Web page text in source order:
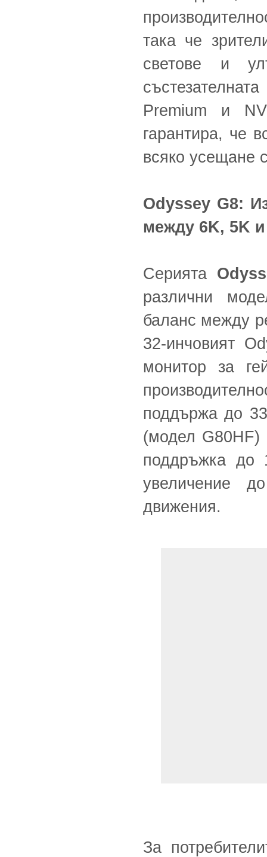
така че
светове и
Premium и
гарантира, че
всяко усещане
Odyssey G8:
между 6K, 5K
Серията
различни
баланс между
32-инчовият
монитор за
поддържа до
(модел G80HF)
поддръжка до
увеличение
движения.
За